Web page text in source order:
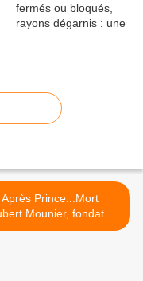
Après Prince...Mort
Mounier, fondateur
L’Affaire Louis’